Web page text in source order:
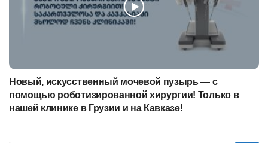
Новый, искусственный мочевой пузырь — с
помощью роботизированной хирургии! Только в
нашей клинике в Грузии и на Кавказе!